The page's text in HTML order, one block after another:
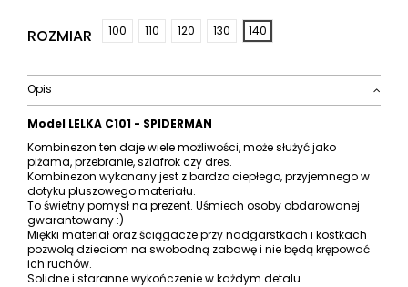
ROZMIAR 100 110 120 130 140
Opis
Model LELKA C101 - SPIDERMAN
Kombinezon ten daje wiele możliwości, może służyć jako
piżama, przebranie, szlafrok czy dres.
Kombinezon wykonany jest z bardzo ciepłego, przyjemnego w
dotyku pluszowego materiału.
To świetny pomysł na prezent. Uśmiech osoby obdarowanej
gwarantowany :)
Miękki materiał oraz ściągacze przy nadgarstkach i kostkach
pozwolą dzieciom na swobodną zabawę i nie będą krępować
ich ruchów.
Solidne i staranne wykończenie w każdym detalu.